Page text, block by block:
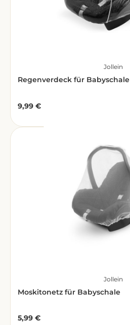
Jollein
Regenverdeck für Babyschale
Regulärer Preis:
9,99 €
Jollein
Moskitonetz für Babyschale
Regulärer Preis:
5,99 €